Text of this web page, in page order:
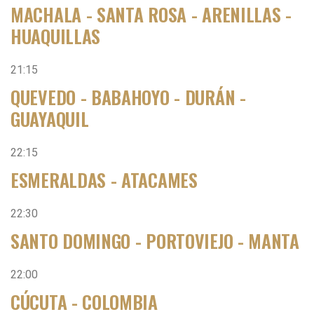
MACHALA - SANTA ROSA - ARENILLAS -
HUAQUILLAS
21:15
QUEVEDO - BABAHOYO - DURÁN -
GUAYAQUIL
22:15
ESMERALDAS - ATACAMES
22:30
SANTO DOMINGO - PORTOVIEJO - MANTA
22:00
CÚCUTA - COLOMBIA